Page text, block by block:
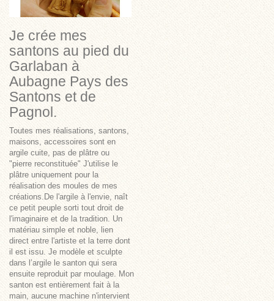
Je crée mes
santons au pied du
Garlaban à
Aubagne Pays des
Santons et de
Pagnol.
Toutes mes réalisations, santons,
maisons, accessoires sont en
argile cuite, pas de plâtre ou
"pierre reconstituée" J'utilise le
plâtre uniquement pour la
réalisation des moules de mes
créations.De l'argile à l'envie, naît
ce petit peuple sorti tout droit de
l'imaginaire et de la tradition. Un
matériau simple et noble, lien
direct entre l'artiste et la terre dont
il est issu. Je modèle et sculpte
dans l’argile le santon qui sera
ensuite reproduit par moulage. Mon
santon est entièrement fait à la
main, aucune machine n'intervient